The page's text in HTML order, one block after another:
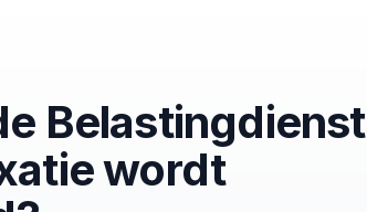
Belastingdienst
wordt